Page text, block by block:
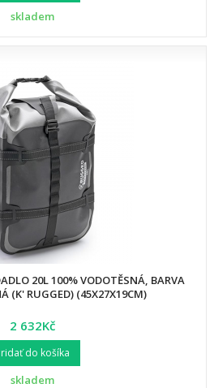
skladem
20L 100% VODOTĚSNÁ, BARVA
(K' RUGGED) (45X27X19CM)
2 632Kč
do košíka
skladem